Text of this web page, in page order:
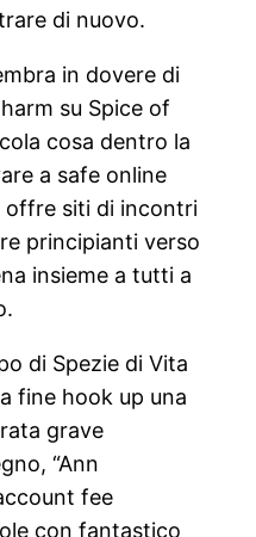
di nuovo.
in dovere di
su Spice of
cosa dentro la
a safe online
offre siti di incontri
principianti verso
insieme a tutti a
di Spezie di Vita
fine hook up una
grave
“Ann
fee
con fantastico